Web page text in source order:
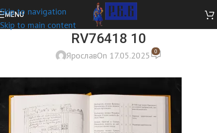
Skip to navigation
Skip to main content
MENU
RV76418 10
ЯрославOn 17.05.2025 0